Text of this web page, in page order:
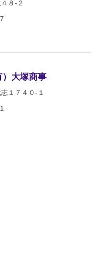
８-２
大塚商事
１７４０-１